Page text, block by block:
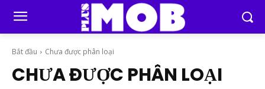
Bắt đầu Chưa được phân loại
CHƯA ĐƯỢC PHÂN LOẠI